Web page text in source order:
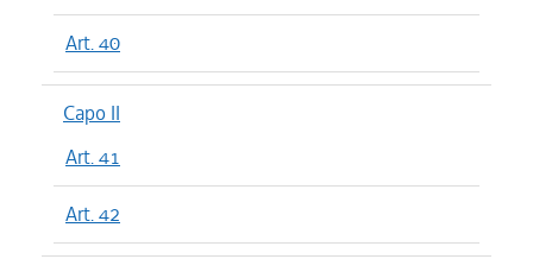
Art. 40
Capo II
Art. 41
Art. 42